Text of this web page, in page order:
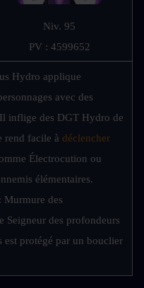
Niv. 95
PV : 4599652
Hydro applique
avec des
inflige des DGT Hydro de
rend facile à déclencher
Électrocution ou
élémentaires.
Murmure des
Seigneur des profondeurs
est protégé par un bouclier